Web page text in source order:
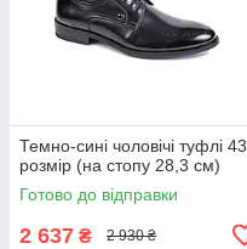
Темно-сині чоловічі туфлі 43
розмір (на стопу 28,3 см)
Готово до відправки
2 637 ₴ 2 930 ₴